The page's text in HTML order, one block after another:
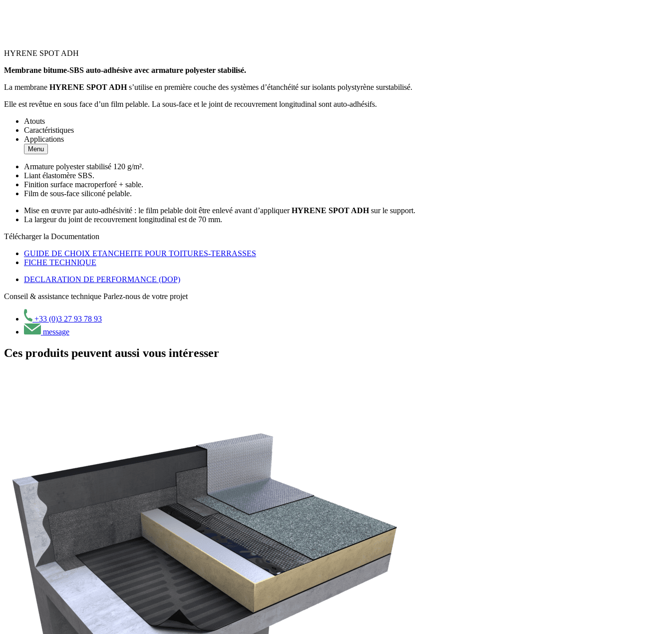
HYRENE SPOT ADH
Membrane bitume-SBS auto-adhésive avec armature polyester stabilisé.
La membrane HYRENE SPOT ADHs’utilise en première couche des systèmes d’étanchéité sur isolants polystyrène surstabilisé.
Elle est revêtue en sous face d’un film pelable. La sous-face et le joint de recouvrement longitudinal sont auto-adhésifs.
Atouts
Caractéristiques
Applications
Menu
Armature polyester stabilisé 120 g/m².
Liant élastomère SBS.
Finition surface macroperforé + sable.
Film de sous-face siliconé pelable.
Mise en œuvre par auto-adhésivité : le film pelable doit être enlevé avant d’appliquerHYRENE SPOT ADHsur le support.
La largeur du joint de recouvrement longitudinal est de 70 mm.
Télécharger la Documentation
GUIDE DE CHOIX ETANCHEITE POUR TOITURES-TERRASSES
FICHE TECHNIQUE
DECLARATION DE PERFORMANCE (DOP)
Conseil & assistance technique Parlez-nous de votre projet
+33 (0)3 27 93 78 93
message
Ces produits peuvent aussi vous intéresser